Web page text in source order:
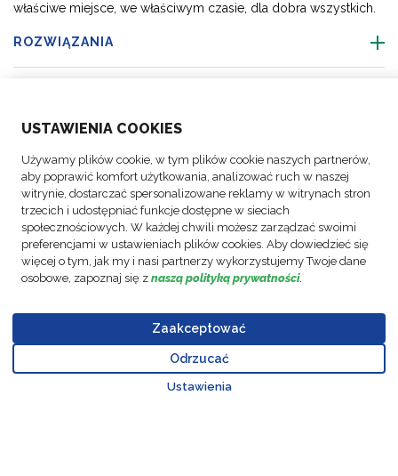
USTAWIENIA COOKIES
Używamy plików cookie, w tym plików cookie naszych partnerów,
aby poprawić komfort użytkowania, analizować ruch w naszej
witrynie, dostarczać spersonalizowane reklamy w witrynach stron
trzecich i udostępniać funkcje dostępne w sieciach
społecznościowych. W każdej chwili możesz zarządzać swoimi
preferencjami w ustawieniach plików cookies. Aby dowiedzieć się
więcej o tym, jak my i nasi partnerzy wykorzystujemy Twoje dane
osobowe, zapoznaj się z naszą polityką prywatności.
Zaakceptować
Odrzucać
Ustawienia
właściwe miejsce, we właściwym czasie, dla dobra wszystkich.
ROZWIĄZANIA
ŚLEDŹ NAS
© Prawa
2026
osobowych polityki
o.o.